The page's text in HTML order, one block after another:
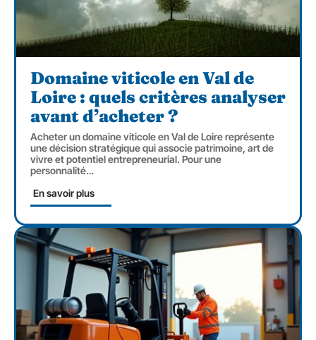
Domaine viticole en Val de
Loire : quels critères analyser
avant d’acheter ?
Acheter un domaine viticole en Val de Loire représente
une décision stratégique qui associe patrimoine, art de
vivre et potentiel entrepreneurial. Pour une
personnalité…
En savoir plus